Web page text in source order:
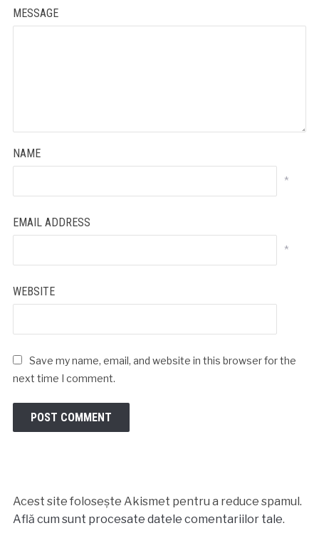
MESSAGE
NAME
*
EMAIL ADDRESS
*
WEBSITE
Save my name, email, and website in this browser for the
next time I comment.
Acest site folosește Akismet pentru a reduce spamul.
Află cum sunt procesate datele comentariilor tale.